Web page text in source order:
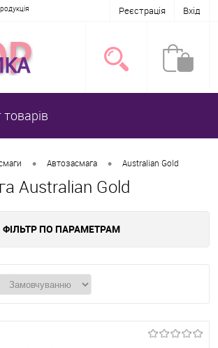
Реєстрація Вхід
• Автозасмага • Australian Gold
Australian Gold
ФІЛЬТР ПО ПАРАМЕТРАМ